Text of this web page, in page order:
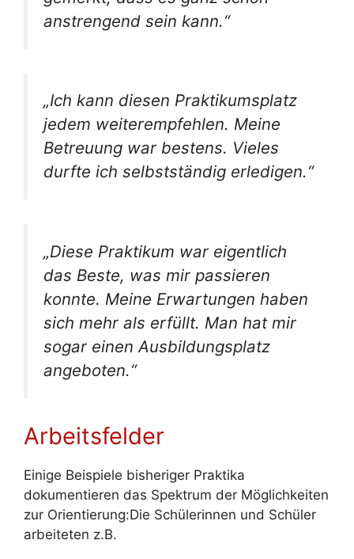
anstrengend sein kann.“
„Ich kann diesen Praktikumsplatz
jedem weiterempfehlen. Meine
Betreuung war bestens. Vieles
durfte ich selbstständig erledigen.“
„Diese Praktikum war eigentlich
das Beste, was mir passieren
konnte. Meine Erwartungen haben
sich mehr als erfüllt. Man hat mir
sogar einen Ausbildungsplatz
angeboten.“
Arbeitsfelder
Einige Beispiele bisheriger Praktika
dokumentieren das Spektrum der Möglichkeiten
zur Orientierung:Die Schülerinnen und Schüler
arbeiteten z.B.